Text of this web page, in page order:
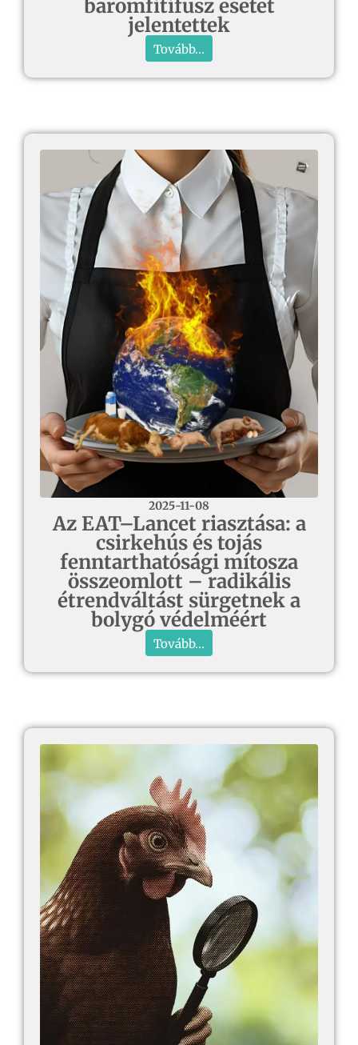
baromfitífusz esetet
jelentettek
Tovább...
2025-11-08
Az EAT–Lancet riasztása: a
csirkehús és tojás
fenntarthatósági mítosza
összeomlott – radikális
étrendváltást sürgetnek a
bolygó védelméért
Tovább...